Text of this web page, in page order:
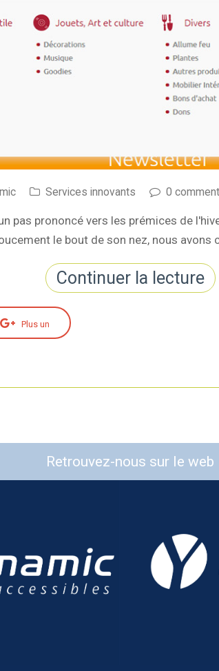
Services innovants 0
pas prononcé vers les prémices de
le bout de son nez, nous avons
Continuer la lecture
Plus un
Retrouvez-nous sur le web